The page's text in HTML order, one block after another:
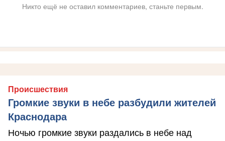
Никто ещё не оставил комментариев, станьте первым.
Происшествия
Громкие звуки в небе разбудили жителей
Краснодара
Ночью громкие звуки раздались в небе над